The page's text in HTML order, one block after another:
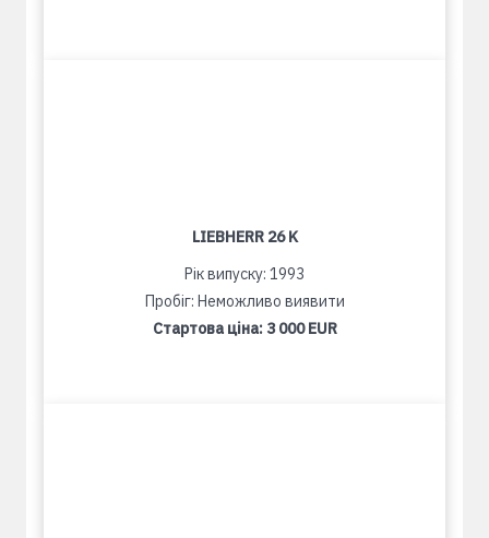
LIEBHERR 26 K
Рік випуску: 1993
Пробіг: Неможливо виявити
Стартова ціна: 3 000 EUR